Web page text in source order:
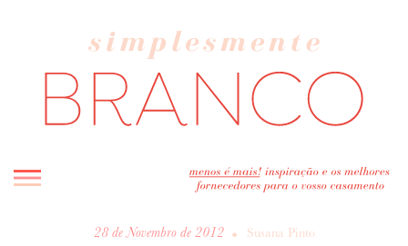
INICIO
28 de Novembro de 2012 • Susana Pinto